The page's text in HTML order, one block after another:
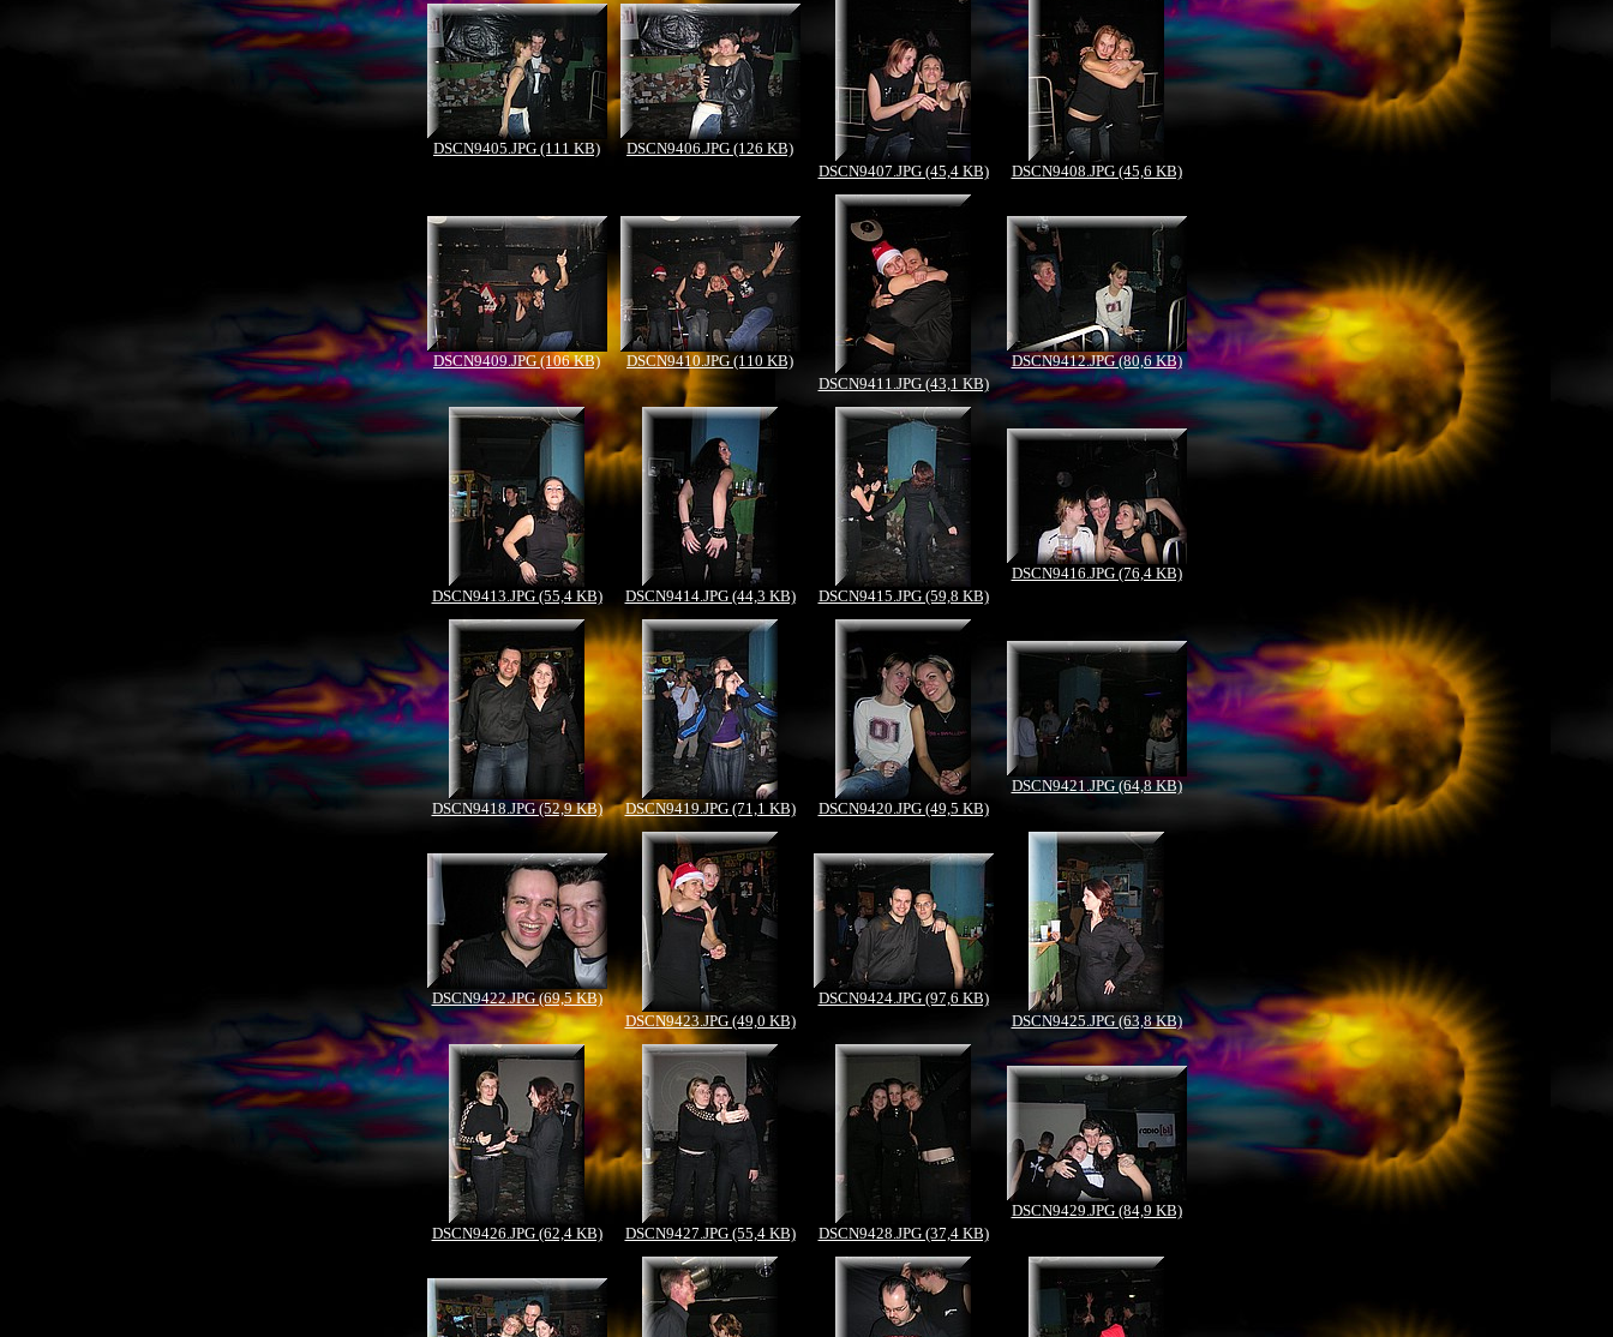
DSCN9405.JPG (111 KB)
DSCN9406.JPG (126 KB)
DSCN9407.JPG (45,4 KB)
DSCN9408.JPG (45,6 KB)
DSCN9409.JPG (106 KB)
DSCN9410.JPG (110 KB)
DSCN9411.JPG (43,1 KB)
DSCN9412.JPG (80,6 KB)
DSCN9413.JPG (55,4 KB) DSCN9414.JPG (44,3 KB) DSCN9415.JPG (59,8 KB)
DSCN9416.JPG (76,4 KB)
DSCN9418.JPG (52,9 KB) DSCN9419.JPG (71,1 KB) DSCN9420.JPG (49,5 KB)
DSCN9421.JPG (64,8 KB)
DSCN9422.JPG (69,5 KB)
DSCN9423.JPG (49,0 KB)
DSCN9424.JPG (97,6 KB)
DSCN9425.JPG (63,8 KB)
DSCN9426.JPG (62,4 KB) DSCN9427.JPG (55,4 KB) DSCN9428.JPG (37,4 KB)
DSCN9429.JPG (84,9 KB)